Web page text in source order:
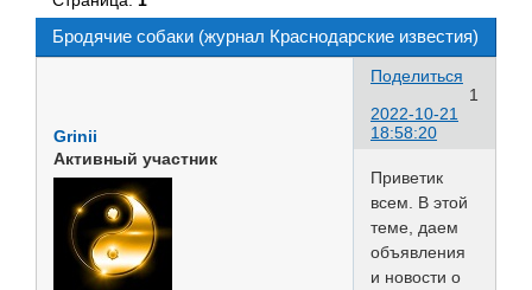
Бродячие собаки (журнал Краснодарские известия)
Поделиться
1
2022-10-21
18:58:20
Grinii
Активный участник
Приветик
всем. В этой
теме, даем
объявления
и новости о